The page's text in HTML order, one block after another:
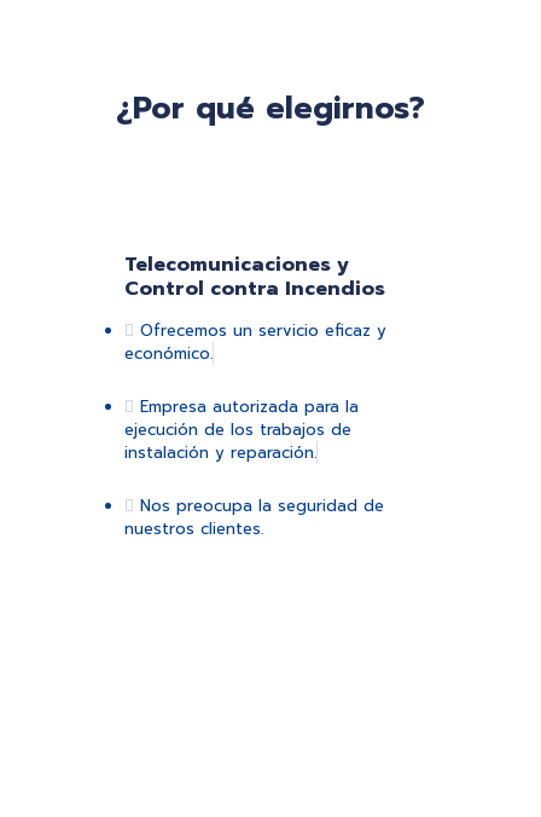
¿Por qué elegirnos?
Telecomunicaciones y
Control contra Incendios
Ofrecemos un servicio eficaz y
económico.
Empresa autorizada para la
ejecución de los trabajos de
instalación y reparación.
Nos preocupa la seguridad de
nuestros clientes.